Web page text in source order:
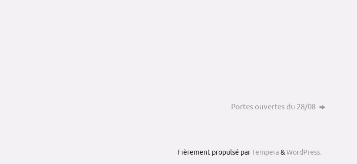
Portes ouvertes du 28/08
Fièrement propulsé parTempera&WordPress.